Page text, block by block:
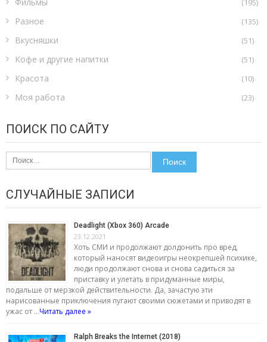
(195)
Разное (135)
Вкусняшки (51)
Кофе и другие напитки (51)
Красота (10)
Моя работа (23)
ПОИСК ПО САЙТУ
Найти:
СЛУЧАЙНЫЕ ЗАПИСИ
Deadlight (Xbox 360) Arcade
23.12.2021
Хоть СМИ и продолжают долдонить про вред,
который наносят видеоигры неокрепшей психике,
люди продолжают снова и снова садиться за
приставку и улетать в придуманные миры,
подальше от мерзкой действительности. Да, зачастую эти
нарисованные приключения пугают своими сюжетами и приводят в
ужас от …Читать далее »
Ralph Breaks the Internet (2018)